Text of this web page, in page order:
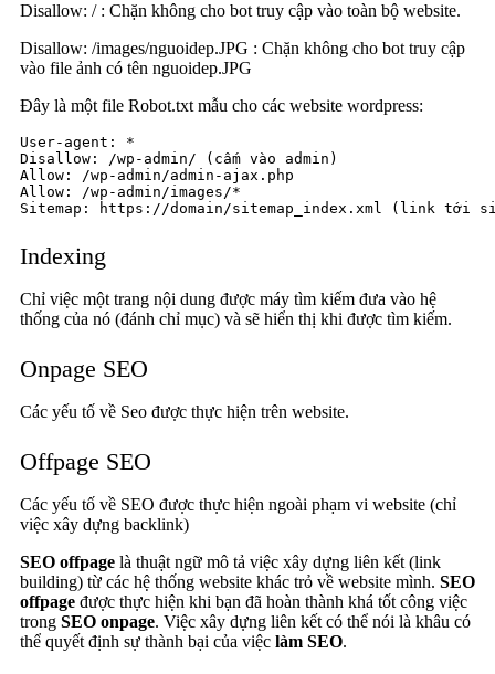
Disallow: / : Chặn không cho bot truy cập vào toàn bộ website.
Disallow: /images/nguoidep.JPG : Chặn không cho bot truy cập
vào file ảnh có tên nguoidep.JPG
Đây là một file Robot.txt mẫu cho các website wordpress:
User-agent: *
Disallow: /wp-admin/ (cấm vào admin)
Allow: /wp-admin/admin-ajax.php
Allow: /wp-admin/images/*
Sitemap: https://domain/sitemap_index.xml (link tới
Indexing
Chỉ việc một trang nội dung được máy tìm kiếm đưa vào hệ
thống của nó (đánh chỉ mục) và sẽ hiển thị khi được tìm kiếm.
Onpage SEO
Các yếu tố về Seo được thực hiện trên website.
Offpage SEO
Các yếu tố về SEO được thực hiện ngoài phạm vi website (chỉ
việc xây dựng backlink)
SEO offpage là thuật ngữ mô tả việc xây dựng liên kết (link
building) từ các hệ thống website khác trỏ về website mình. SEO
offpage được thực hiện khi bạn đã hoàn thành khá tốt công việc
trong SEO onpage. Việc xây dựng liên kết có thể nói là khâu có
thể quyết định sự thành bại của việc làm SEO.